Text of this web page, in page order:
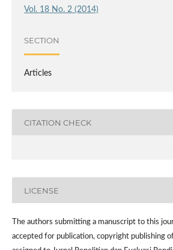
Vol. 18 No. 2 (2014)
SECTION
Articles
CITATION CHECK
LICENSE
The authors submitting a manuscript to this
accepted for publication, copyright publishing